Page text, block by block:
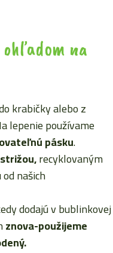
na
krabičky alebo z
lepenie používame
pásku.
recyklovaným
našich
dodajú v bublinkovej
znova-použijeme